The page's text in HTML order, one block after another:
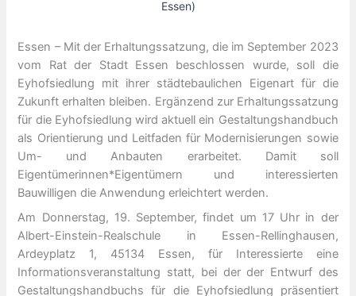
Essen)
Essen – Mit der Erhaltungssatzung, die im September 2023
vom Rat der Stadt Essen beschlossen wurde, soll die
Eyhofsiedlung mit ihrer städtebaulichen Eigenart für die
Zukunft erhalten bleiben. Ergänzend zur Erhaltungssatzung
für die Eyhofsiedlung wird aktuell ein Gestaltungshandbuch
als Orientierung und Leitfaden für Modernisierungen sowie
Um- und Anbauten erarbeitet. Damit soll
Eigentümerinnen*Eigentümern und interessierten
Bauwilligen die Anwendung erleichtert werden.
Am Donnerstag, 19. September, findet um 17 Uhr in der
Albert-Einstein-Realschule in Essen-Rellinghausen,
Ardeyplatz 1, 45134 Essen, für Interessierte eine
Informationsveranstaltung statt, bei der der Entwurf des
Gestaltungshandbuchs für die Eyhofsiedlung präsentiert